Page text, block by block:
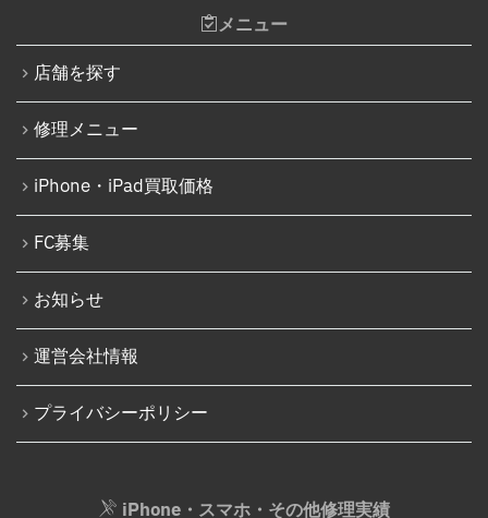
Nintendo Switch SDカードスロット修理
Nintendo Switch基板破損修理（軽度）
Nintendo Switch基板破損修理（重度）
iPod修理実績
iPodバッテリー交換
パソコン修理実績
パソコン液晶パネル交換修理
パソコンバッテリー交換
パソコンその他部品修理
AppleWatchフロントパネル交換修理
iPhone 15
iPhone 15 Pro
iPhone 16
iPhone 16 Plus
iPhone 16 Pro
iPhone 16 Pro Max
iPhone 16e
iPhone 17
Google Pixel
メニュー
店舗を探す
修理メニュー
iPhone・iPad買取価格
FC募集
お知らせ
運営会社情報
プライバシーポリシー
iPhone・スマホ・その他修理実績